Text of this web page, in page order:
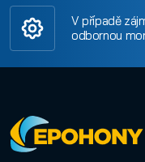
V případě
odbornou